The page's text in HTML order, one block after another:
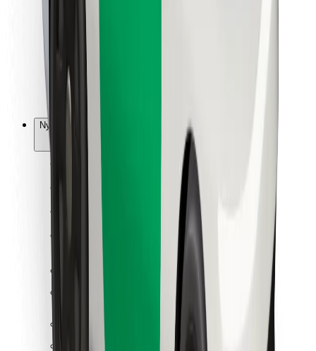
Kwa matarishi
Bolt Food
Kwa wamiliki wa motokaa
Kwa migahawa
Bolt kwa Biashara
Nyingine
Wasambazaji
Vidakuzi
Pata usafiri ndani ya dakika!
Pakua Programu ya Bolt
Pata chakula unachopenda!
Pakua programu ya Bolt Food